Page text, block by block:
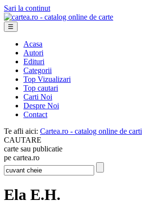
Sari la continut
☰
Acasa
Autori
Edituri
Categorii
Top Vizualizari
Top cautari
Carti Noi
Despre Noi
Contact
Te afli aici: Cartea.ro - catalog online de carti
CAUTARE
carte sau publicatie
pe cartea.ro
Ela E.H.